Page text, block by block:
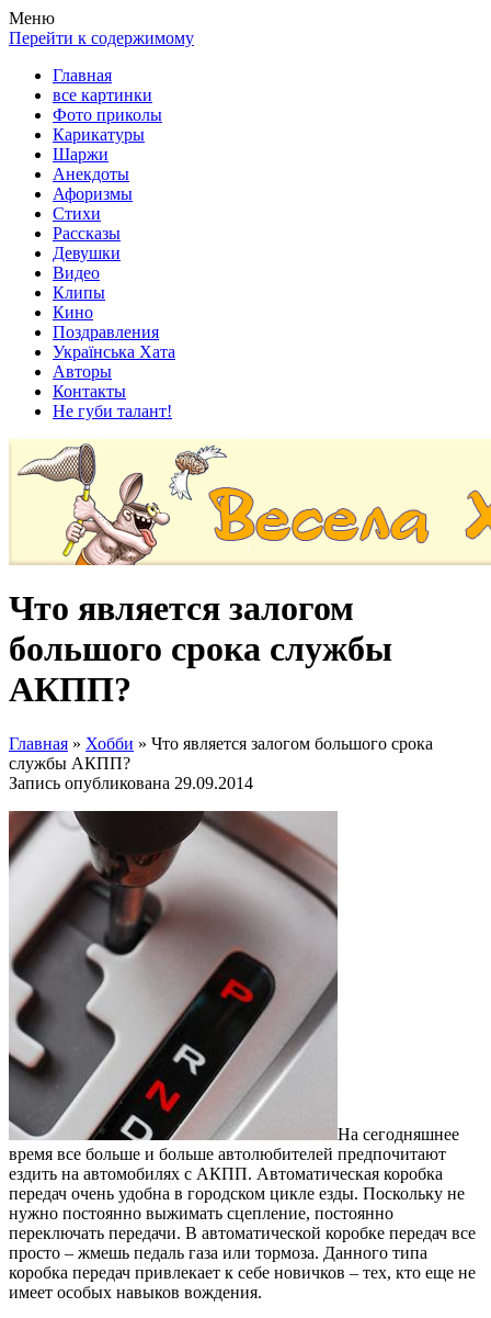
Весела хата — прикольные картинки, смешные истории,
клипы!
Покажем всем ваши фото приколы, карикатуры, шаржи, стихи,
рассказы, видео и песни!
Меню
Перейти к содержимому
Главная
все картинки
Фото приколы
Карикатуры
Шаржи
Анекдоты
Афоризмы
Стихи
Рассказы
Девушки
Видео
Клипы
Кино
Поздравления
Українська Хата
Авторы
Контакты
Не губи талант!
Что является залогом
большого срока службы
АКПП?
Главная » Хобби » Что является залогом большого срока
службы АКПП?
Запись опубликована 29.09.2014
На сегодняшнее
время все больше и больше автолюбителей предпочитают
ездить на автомобилях с АКПП. Автоматическая коробка
передач очень удобна в городском цикле езды. Поскольку не
нужно постоянно выжимать сцепление, постоянно
переключать передачи. В автоматической коробке передач все
просто – жмешь педаль газа или тормоза. Данного типа
коробка передач привлекает к себе новичков – тех, кто еще не
имеет особых навыков вождения.